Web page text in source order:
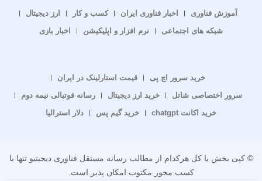
آموزش فناوری اخبار فناوری ایران کسب و کار
ارز دیجیتال
شبکه های اجتماعی
نرم افزار و اپلیکیشن اخبار بازی
خرید سرور اچ پی
قیمت استارلینک در ایران
سرور اختصاصی شاتل
خرید ارز دیجیتال
رسانه فوتبالی نیمه دوم
خرید اکانت chatgpt
خرید گیم پس دلار استرالیا
© کپی بخش یا کل هرکدام از مطالب رسانه مستقل فناوری دیجیتیو تنها با
کسب مجوز مکتوب امکان پذیر است.